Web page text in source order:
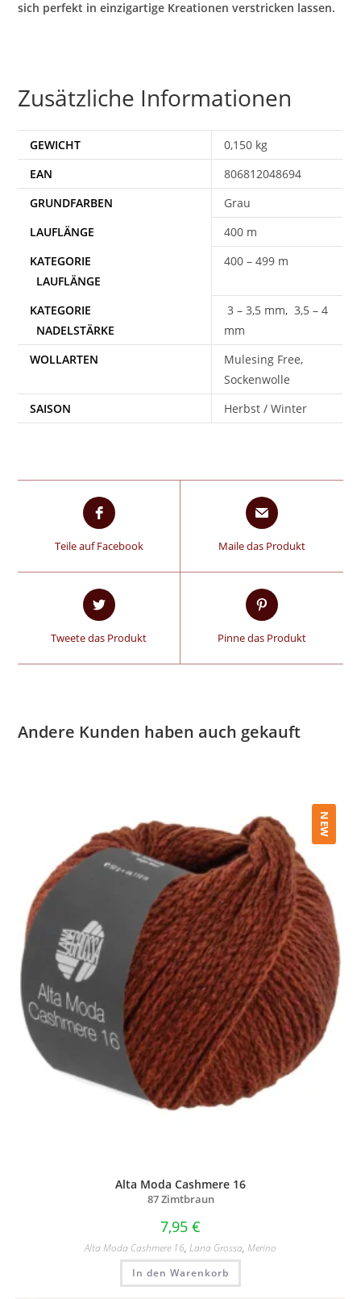
sich perfekt in einzigartige Kreationen verstricken lassen.
Zusätzliche Informationen
GEWICHT
0,150 kg
EAN
806812048694
Grau
400 m
400 – 499 m
3 – 3,5 mm, 3,5 – 4
mm
WOLLARTEN
Mulesing Free,
Sockenwolle
SAISON
Herbst / Winter
Teile auf Facebook Maile das Produkt
Tweete das Produkt Pinne das Produkt
Andere Kunden haben auch gekauft
NEW
Alta Moda Cashmere 16
87 Zimtbraun
7,95 €
Alta Moda Cashmere 16, Lana Grossa, Merino
In den Warenkorb